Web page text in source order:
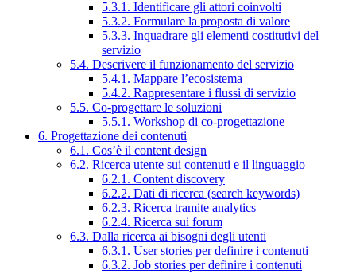
5.3.1. Identificare gli attori coinvolti
5.3.2. Formulare la proposta di valore
5.3.3. Inquadrare gli elementi costitutivi del
servizio
5.4. Descrivere il funzionamento del servizio
5.4.1. Mappare l’ecosistema
5.4.2. Rappresentare i flussi di servizio
5.5. Co-progettare le soluzioni
5.5.1. Workshop di co-progettazione
6. Progettazione dei contenuti
6.1. Cos’è il content design
6.2. Ricerca utente sui contenuti e il linguaggio
6.2.1. Content discovery
6.2.2. Dati di ricerca (search keywords)
6.2.3. Ricerca tramite analytics
6.2.4. Ricerca sui forum
6.3. Dalla ricerca ai bisogni degli utenti
6.3.1. User stories per definire i contenuti
6.3.2. Job stories per definire i contenuti